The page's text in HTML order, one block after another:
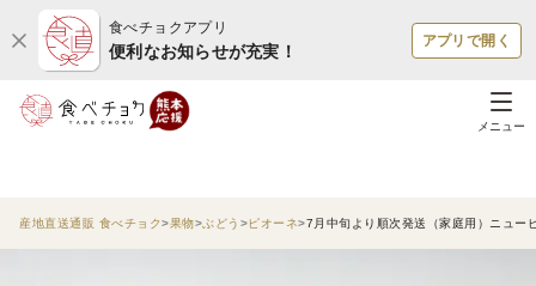
食べチョクアプリ
便利なお知らせが充実！
アプリで開く
メニュー
産地直送通販 食べチョク 果物 ぶどう ピオーネ 7月中旬より順次発送（家庭用）ニュー